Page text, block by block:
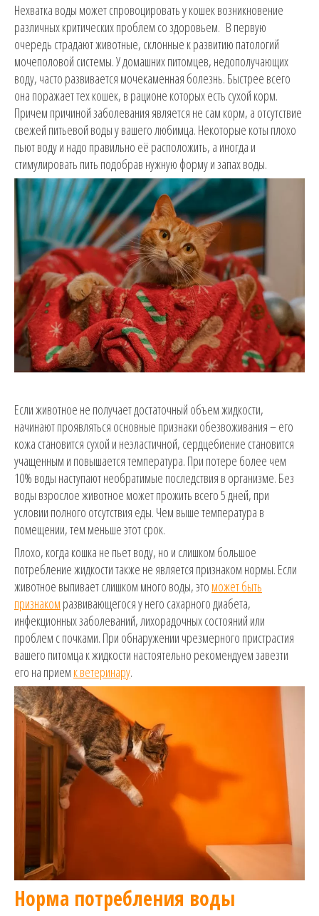
Нехватка воды может спровоцировать у кошек возникновение
различных критических проблем со здоровьем. В первую
очередь страдают животные, склонные к развитию патологий
мочеполовой системы. У домашних питомцев, недополучающих
воду, часто развивается мочекаменная болезнь. Быстрее всего
она поражает тех кошек, в рационе которых есть сухой корм.
Причем причиной заболевания является не сам корм, а отсутствие
свежей питьевой воды у вашего любимца. Некоторые коты плохо
пьют воду и надо правильно её расположить, а иногда и
стимулировать пить подобрав нужную форму и запах воды.
Если животное не получает достаточный объем жидкости,
начинают проявляться основные признаки обезвоживания – его
кожа становится сухой и неэластичной, сердцебиение становится
учащенным и повышается температура. При потере более чем
10% воды наступают необратимые последствия в организме. Без
воды взрослое животное может прожить всего 5 дней, при
условии полного отсутствия еды. Чем выше температура в
помещении, тем меньше этот срок.
Плохо, когда кошка не пьет воду, но и слишком большое
потребление жидкости также не является признаком нормы. Если
животное выпивает слишком много воды, это может быть
признаком развивающегося у него сахарного диабета,
инфекционных заболеваний, лихорадочных состояний или
проблем с почками. При обнаружении чрезмерного пристрастия
вашего питомца к жидкости настоятельно рекомендуем завезти
его на прием к ветеринару.
Норма потребления воды